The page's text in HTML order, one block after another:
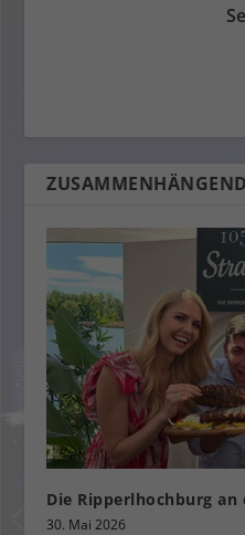
Die Ripperlhochburg
30. Mai 2026